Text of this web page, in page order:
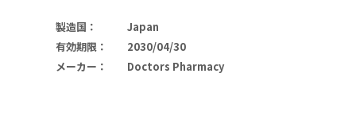
製造国 ：
Japan
有効期限 ：
2030/04/30
メーカー ： Doctors Pharmacy